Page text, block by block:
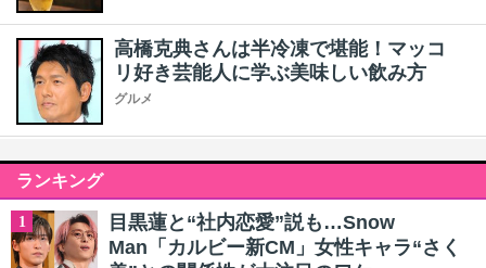
高橋克典さんは半冷凍で堪能！マッコ
リ好き芸能人に学ぶ美味しい飲み方
グルメ
ランキング
1
目黒蓮と“社内恋愛”説も…Snow
Man「カルビー新CM」女性キャラ“さく